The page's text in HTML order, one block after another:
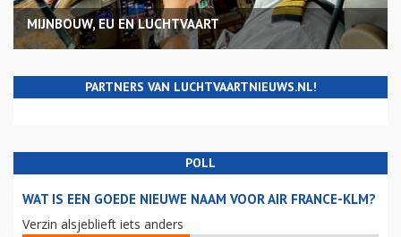
MIJNBOUW, EU EN LUCHTVAART
PARTNERS VAN LUCHTVAARTNIEUWS.NL!
POLL
WAT IS EEN GOEDE NIEUWE NAAM VOOR AIR FRANCE-KLM?
Verzin alsjeblieft iets anders